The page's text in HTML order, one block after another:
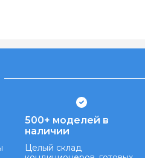
500+ моделей в
наличии
Целый склад